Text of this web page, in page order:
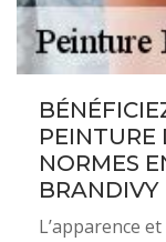
PEINTURE
NORMES
BRANDIVY
L’apparence